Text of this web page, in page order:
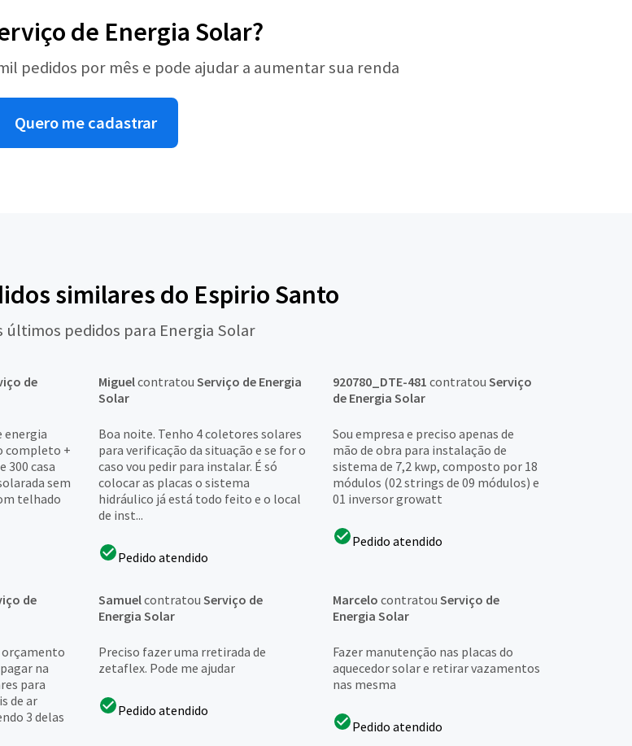
de Energia Solar?
pedidos por mês e pode ajudar a aumentar sua renda
Quero me cadastrar
similares do Espirio Santo
últimos pedidos para Energia Solar
de
energia
completo +
300 casa
sem
telhado
Miguelcontratou Serviço de Energia
Solar
Boa noite. Tenho 4 coletores solares
para verificação da situação e se for o
caso vou pedir para instalar. É só
colocar as placas o sistema
hidráulico já está todo feito e o local
de inst...
Pedido atendido
920780_DTE-481 contratou Serviço
de Energia Solar
Sou empresa e preciso apenas de
mão de obra para instalação de
sistema de 7,2 kwp, composto por 18
módulos (02 strings de 09 módulos) e
01 inversor growatt
Pedido atendido
de
orçamento
na
para
de ar
3 delas
Samuelcontratou Serviço de
Energia Solar
Preciso fazer uma rretirada de
zetaflex. Pode me ajudar
Pedido atendido
Marcelo contratou Serviço de
Energia Solar
Fazer manutenção nas placas do
aquecedor solar e retirar vazamentos
nas mesma
Pedido atendido